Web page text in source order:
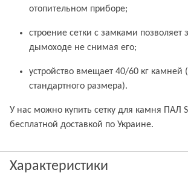
отопительном приборе;
строение сетки с замками позволяет
дымоходе не снимая его;
устройство вмещает 40/60 кг камней
стандартного размера).
У нас можно купить сетку для камня ПАЛ
бесплатной доставкой по Украине.
Характеристики